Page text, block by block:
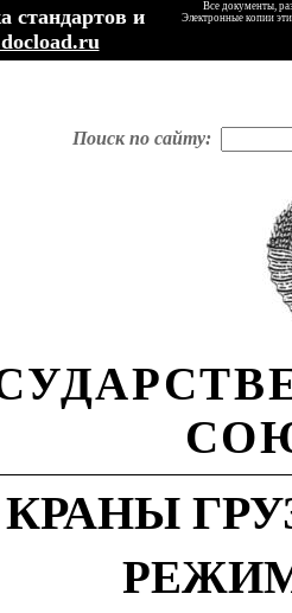
стандартов и
Все документы,
Электронные копии
Поиск по сайту:
КРАНЫ